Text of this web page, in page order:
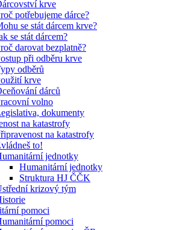
krve
potřebujeme dárce?
se stát dárcem krve?
se stát dárcem?
darovat bezplatně?
při odběru krve
odběrů
krve
dárců
volno
dokumenty
na katastrofy
na katastrofy
to!
jednotky
Humanitární jednotky
Struktura HJ ČČK
krizový tým
pomoci
pomoci